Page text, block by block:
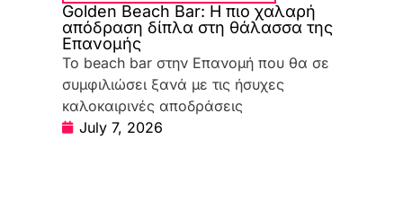
Golden Beach Bar: Η πιο χαλαρή
απόδραση δίπλα στη θάλασσα της
Επανομής
Το beach bar στην Επανομή που θα σε
συμφιλιώσει ξανά με τις ήσυχες
καλοκαιρινές αποδράσεις
July 7, 2026